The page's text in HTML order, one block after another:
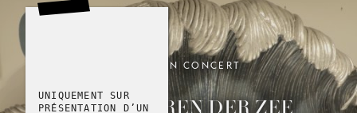
PROGRAMME
MAGAZINE
TICKETS &
UNIQUEMENT SUR
PRÉSENTATION D’UN
OPÉRA EN CONCERT
DE KINDEREN DER ZEE